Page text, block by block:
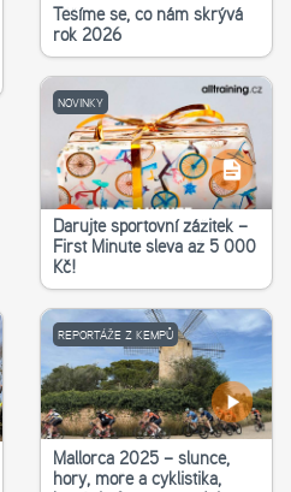
Těšíme se, co nám skrývá
rok 2026
NOVINKY
Darujte sportovní zážitek –
First Minute sleva až 5 000
Kč!
REPORTÁŽE Z KEMPŮ
Mallorca 2025 – slunce,
hory, moře a cyklistika,